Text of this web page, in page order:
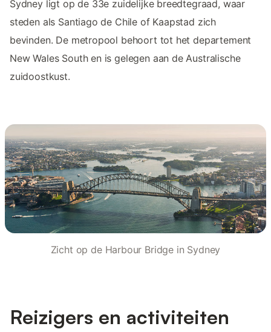
Sydney ligt op de 33e zuidelijke breedtegraad, waar
steden als Santiago de Chile of Kaapstad zich
bevinden. De metropool behoort tot het departement
New Wales South en is gelegen aan de Australische
zuidoostkust.
Zicht op de Harbour Bridge in Sydney
Reizigers en activiteiten